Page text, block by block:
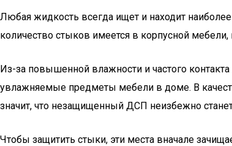
Любая жидкость всегда ищет и находит
количество стыков имеется в корпусной
Из-за повышенной влажности и частого
увлажняемые предметы мебели в доме. В
значит, что незащищенный ДСП неизбежно
Чтобы защитить стыки, эти места вначале